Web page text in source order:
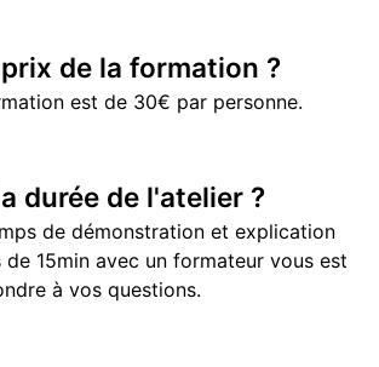
de la formation ?
est de 30€ par personne.
durée de l'atelier ?
de démonstration et explication
15min avec un formateur vous est
à vos questions.